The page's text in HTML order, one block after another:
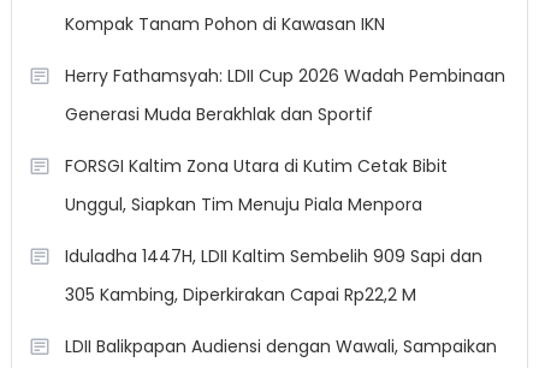
Kompak Tanam Pohon di Kawasan IKN
Herry Fathamsyah: LDII Cup 2026 Wadah Pembinaan
Generasi Muda Berakhlak dan Sportif
FORSGI Kaltim Zona Utara di Kutim Cetak Bibit
Unggul, Siapkan Tim Menuju Piala Menpora
Iduladha 1447H, LDII Kaltim Sembelih 909 Sapi dan
305 Kambing, Diperkirakan Capai Rp22,2 M
LDII Balikpapan Audiensi dengan Wawali, Sampaikan